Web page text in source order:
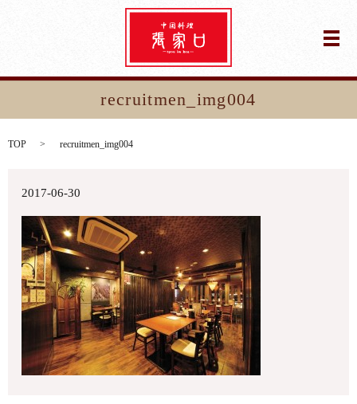
メ
recruitmen_img004
TOP recruitmen_img004
2017-06-30